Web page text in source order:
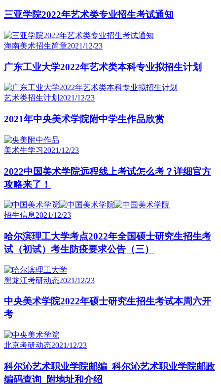
三亚学院2022年艺术类专业招生考试通知
海南美术招生简章2021/12/23
广东工业大学2022年艺术类本科专业拟招生计划
艺术类招生计划 2021/12/23
2021年中央美术学院附中学生作品欣赏
美术生学习2021/12/23
2022中国美术学院远程线上考试怎么考？详细官方
攻略来了！
招生信息2021/12/23
哈尔滨理工大学考点2022年全国硕士研究生招生考
试（初试）考生防疫要求公告（三）
黑龙江考研动态2021/12/23
中央美术学院2022年硕士研究生招生考试本周六开
考
北京考研动态2021/12/23
科尔沁艺术职业学院邮编_科尔沁艺术职业学院邮政
编码查询_附地址和介绍